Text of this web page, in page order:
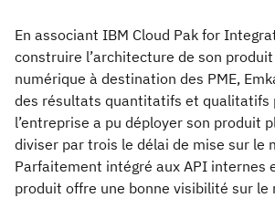
En associant IBM Cloud Pak for
construire l’architecture de son
numérique à destination des PME,
des résultats quantitatifs et qualitatifs
l’entreprise a pu déployer son produit
diviser par trois le délai de mise sur le
Parfaitement intégré aux API internes
produit offre une bonne visibilité sur le